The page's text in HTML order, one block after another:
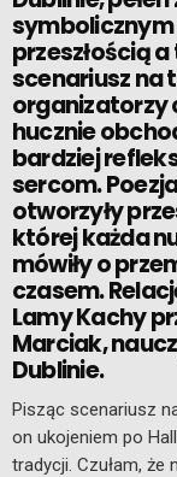
przeszłością
scenariusz na
organizatorzy
hucznie
bardziej
sercom.
otworzyły
której każda
mówiły o
czasem.
Lamy Kachy
Marciak,
Dublinie.
Pisząc scenariusz
on ukojeniem po
tradycji. Czułam,